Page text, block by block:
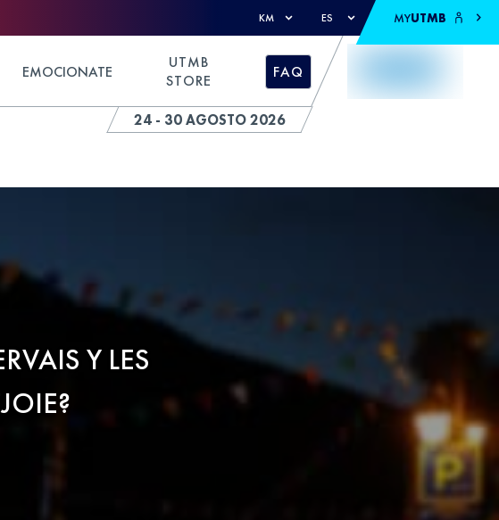
KM ES MYUTMB
24 - 30 AGOSTO 2026
EMOCIONATE
UTMB
STORE
FAQ
Y LES